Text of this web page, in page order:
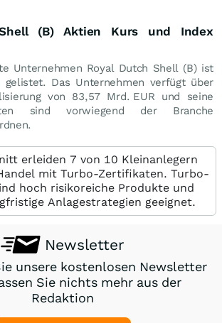
(B) Aktien Kurs und Index
Unternehmen Royal Dutch Shell (B) ist
gelistet. Das Unternehmen verfügt über
von 83,57 Mrd. EUR und seine
sind vorwiegend der Branche
erleiden 7 von 10 Kleinanlegern
mit Turbo-Zertifikaten. Turbo-
hoch risikoreiche Produkte und
Anlagestrategien geeignet.
Newsletter
unsere kostenlosen Newsletter
Sie nichts mehr aus der
Redaktion